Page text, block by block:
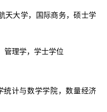
天大学，国际商务，硕士学
管理学，学士学位
统计与数学学院，数量经济